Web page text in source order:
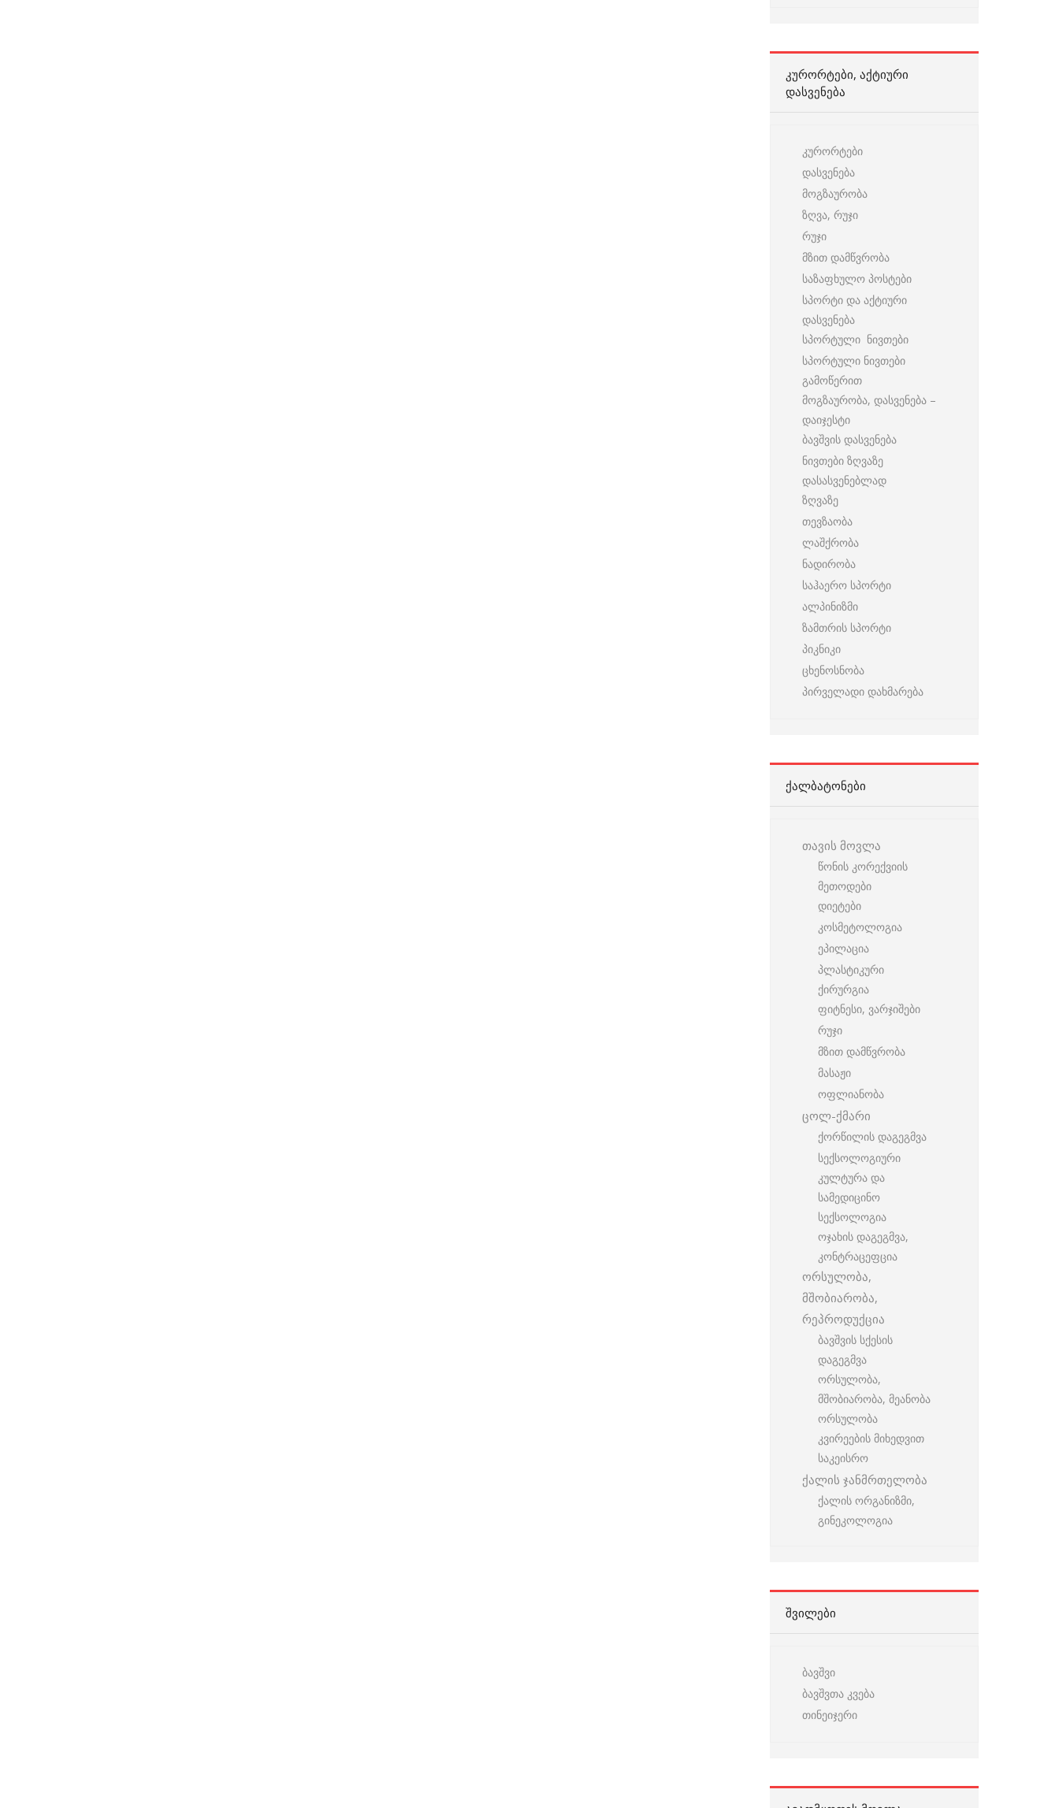
ᲙᲣᲠᲝᲠᲢᲔᲑᲘ, ᲐᲥᲢᲘᲣᲠᲘ
ᲓᲐᲡᲕᲔᲜᲔᲑᲐ
კურორტები
დასვენება
მოგზაურობა
ზღვა, რუჯი
რუჯი
მზით დამწვრობა
საზაფხულო პოსტები
სპორტი და აქტიური
დასვენება
სპორტული ნივთები
სპორტული ნივთები
გამოწერით
მოგზაურობა, დასვენება –
დაიჯესტი
ბავშვის დასვენება
ნივთები ზღვაზე
დასასვენებლად
ზღვაზე
თევზაობა
ლაშქრობა
ნადირობა
საჰაერო სპორტი
ალპინიზმი
ზამთრის სპორტი
პიკნიკი
ცხენოსნობა
პირველადი დახმარება
ᲥᲐᲚᲑᲐᲢᲝᲜᲔᲑᲘ
თავის მოვლა
წონის კორექვიის
მეთოდები
დიეტები
კოსმეტოლოგია
ეპილაცია
პლასტიკური
ქირურგია
ფიტნესი, ვარჯიშები
რუჯი
მზით დამწვრობა
მასაჟი
ოფლიანობა
ცოლ-ქმარი
ქორწილის დაგეგმვა
სექსოლოგიური
კულტურა და
სამედიცინო
სექსოლოგია
ოჯახის დაგეგმვა,
კონტრაცეფცია
ორსულობა,
მშობიარობა,
რეპროდუქცია
ბავშვის სქესის
დაგეგმვა
ორსულობა,
მშობიარობა, მეანობა
ორსულობა
კვირეების მიხედვით
საკეისრო
ქალის ჯანმრთელობა
ქალის ორგანიზმი,
გინეკოლოგია
ᲨᲕᲘᲚᲔᲑᲘ
ბავშვი
ბავშვთა კვება
თინეიჯერი